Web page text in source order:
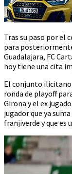
Tras su paso por el
para
Guadalajara, FC
hoy tiene una cita
El conjunto
ronda de playoff
Girona y el ex
jugador que ya
franjiverde y que es